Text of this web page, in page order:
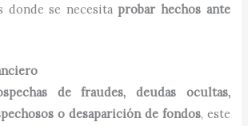
donde se necesita probar hechos ante
de fraudes, deudas ocultas,
o desaparición de fondos, este